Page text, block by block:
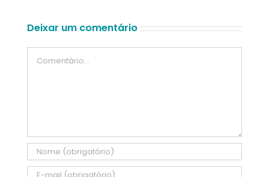
Deixar um comentário